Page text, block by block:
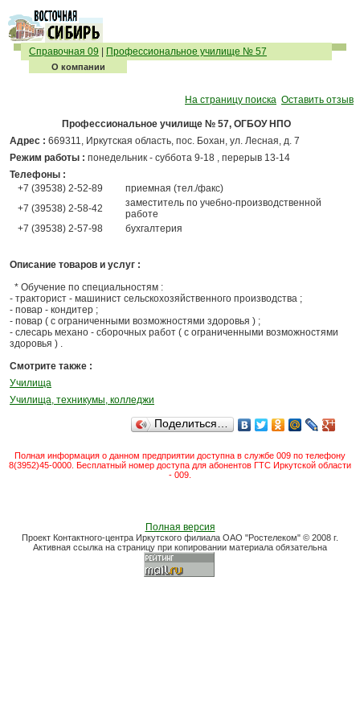
Справочная 09 Профессиональное училище № 57
О компании
На страницу поиска Оставить отзыв
Профессиональное училище № 57, ОГБОУ НПО
Адрес : 669311, Иркутская область, пос. Бохан, ул. Лесная, д. 7
Режим работы : понедельник - суббота 9-18 , перерыв 13-14
Телефоны :
+7 (39538) 2-52-89
приемная (тел./факс)
+7 (39538) 2-58-42
заместитель по учебно-производственной
работе
+7 (39538) 2-57-98
бухгалтерия
Описание товаров и услуг :
* Обучение по специальностям :
- тракторист - машинист сельскохозяйственного производства ;
- повар - кондитер ;
- повар ( с ограниченными возможностями здоровья ) ;
- слесарь механо - сборочных работ ( с ограниченными возможностями
здоровья ) .
Смотрите также :
Училища
Училища, техникумы, колледжи
Поделиться…
Полная информация о данном предприятии доступна в службе 009 по телефону
8(3952)45-0000. Бесплатный номер доступа для абонентов ГТС Иркутской области
- 009.
Полная версия
Проект Контактного-центра Иркутского филиала ОАО "Ростелеком" © 2008 г.
Активная ссылка на страницу при копировании материала обязательна